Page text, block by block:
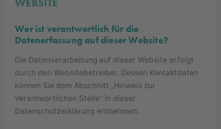
Wer ist verantwortlich für die
Datenerfassung auf dieser Website?
Die Datenverarbeitung auf dieser Website erfolgt
durch den Websitebetreiber. Dessen Kontaktdaten
können Sie dem Abschnitt „Hinweis zur
Verantwortlichen Stelle“ in dieser
Datenschutzerklärung entnehmen.